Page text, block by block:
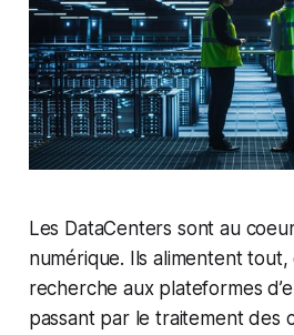
Les DataCenters sont au
numérique. Ils alimentent
recherche aux plateformes
passant par le traitement des